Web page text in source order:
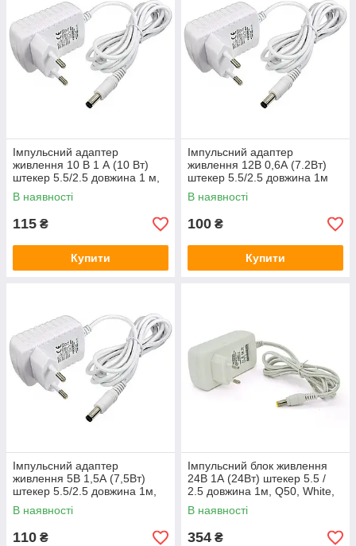
Імпульсний адаптер
живлення 10 В 1 А (10 Вт)
штекер 5.5/2.5 довжина 1 м,
Q50, White
В наявності
115 ₴
Купити
Імпульсний адаптер
живлення 12В 0,6А (7.2Вт)
штекер 5.5/2.5 довжина 1м
В наявності
100 ₴
Купити
Імпульсний адаптер
живлення 5В 1,5А (7,5Вт)
штекер 5.5/2.5 довжина 1м,
Q50, White
В наявності
110 ₴
Імпульсний блок живлення
24В 1А (24Вт) штекер 5.5 /
2.5 довжина 1м, Q50, White,
Q120
В наявності
354 ₴